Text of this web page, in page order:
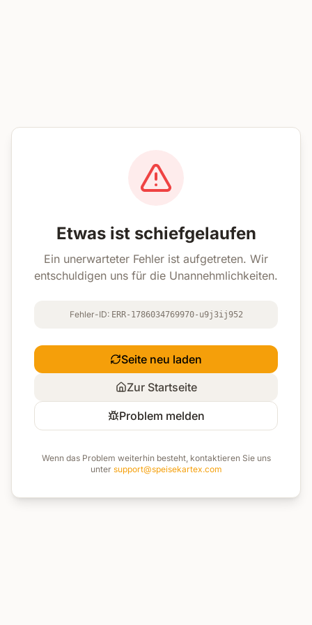
Etwas ist schiefgelaufen
Ein unerwarteter Fehler ist aufgetreten. Wir
entschuldigen uns für die Unannehmlichkeiten.
Fehler-ID: ERR-1786034769970-u9j3ij952
Seite neu laden
Zur Startseite
Problem melden
Wenn das Problem weiterhin besteht, kontaktieren Sie uns
unter support@speisekartex.com